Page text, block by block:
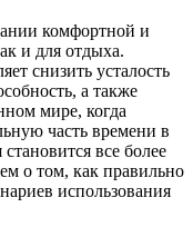
комфортной и
и для отдыха.
снизить усталость
а также
мире, когда
часть времени в
все более
о том, как правильно
использования